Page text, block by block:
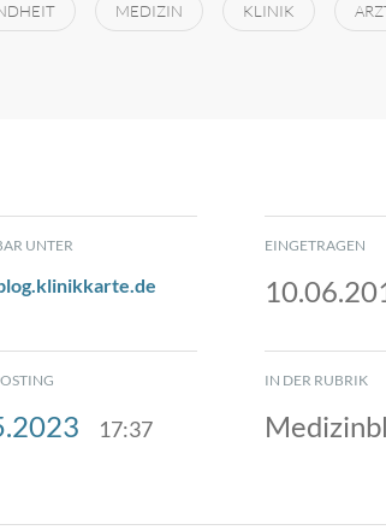
MEDIZIN KLINIK
UNTER EINGETRAGEN
17:37
IN DER RUBRIK